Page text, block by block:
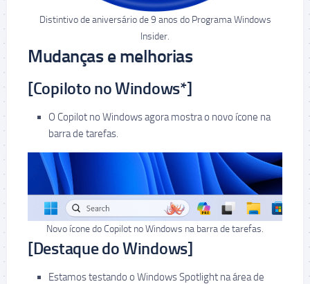
Distintivo de aniversário de 9 anos do Programa Windows
Insider.
Mudanças e melhorias
[Copiloto no Windows*]
O Copilot no Windows agora mostra o novo ícone na
barra de tarefas.
Novo ícone do Copilot no Windows na barra de tarefas.
[Destaque do Windows]
Estamos testando o Windows Spotlight na área de